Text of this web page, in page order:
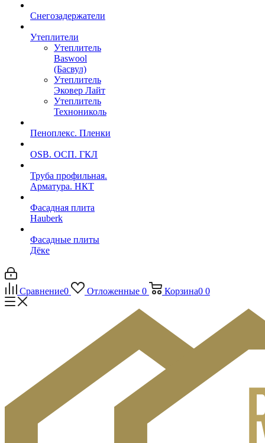
Снегозадержатели
Утеплители
Утеплитель
Baswool
(Басвул)
Утеплитель
Эковер Лайт
Утеплитель
Технониколь
Пеноплекс. Пленки
OSB. ОСП. ГКЛ
Труба профильная.
Арматура. НКТ
Фасадная плита
Hauberk
Фасадные плиты
Дёке
Сравнение0 Отложенные 0 Корзина0 0